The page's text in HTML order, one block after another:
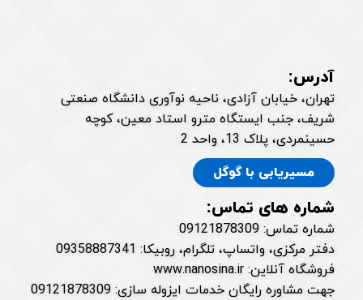
آدرس:
تهران، خیابان آزادی، ناحیه نوآوری دانشگاه صنعتی
شریف، جنب ایستگاه مترو استاد معین، کوچه
حسینمردی، پلاک 13، واحد 2
مسیریابی با گوگل
شماره های تماس:
شماره تماس: 09121878309
دفتر مرکزی، واتساپ، تلگرام، روبیکا: 09358887341
فروشگاه آنلاین: www.nanosina.ir
جهت مشاوره رایگان خدمات ایزوله سازی: 09121878309